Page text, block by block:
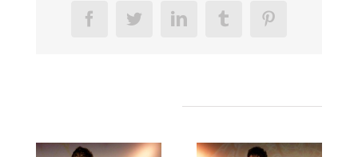
FacebookTwitterLinkedInTumblr